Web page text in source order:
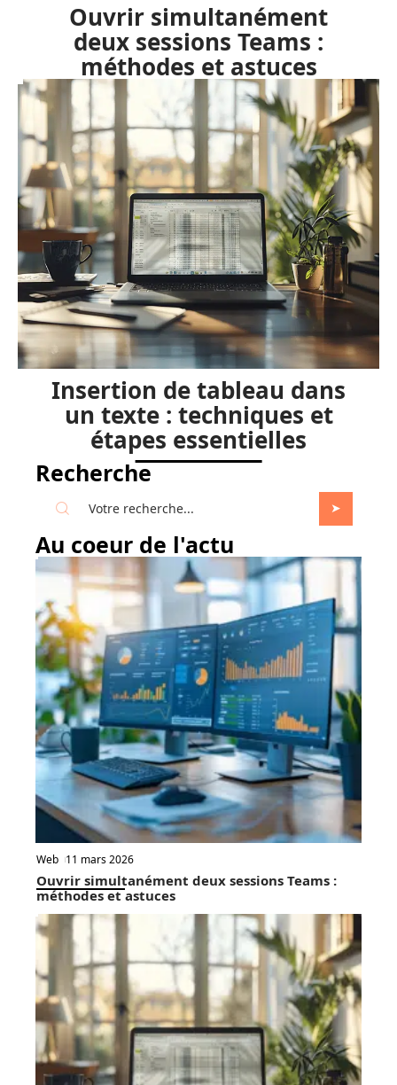
Ouvrir simultanément
deux sessions Teams :
méthodes et astuces
Insertion de tableau dans
un texte : techniques et
étapes essentielles
Recherche
Au coeur de l'actu
Web 11 mars 2026
Ouvrir simultanément deux sessions Teams :
méthodes et astuces